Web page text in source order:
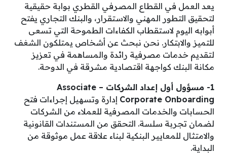
يعد العمل في القطاع المصرفي القطري بوابة حقيقية
لتحقيق التطور المهني والاستقرار، والبنك التجاري يفتح
أبوابه اليوم لاستقطاب الكفاءات الطموحة التي تسعى
للتميز والابتكار. نحن نبحث عن أشخاص يمتلكون الشغف
لتقديم خدمات مصرفية رائدة والمساهمة في تعزيز
مكانة البنك كواجهة اقتصادية مشرقة في الدوحة.
1- مسؤول أول إعداد الشركات Associate –
Corporate Onboarding إدارة وتسهيل إجراءات فتح
الحسابات والخدمات المصرفية للعملاء من الشركات
لضمان تجربة سلسة. التحقق من المستندات القانونية
والامتثال للمعايير البنكية لبناء علاقة عمل موثوقة من
البداية.